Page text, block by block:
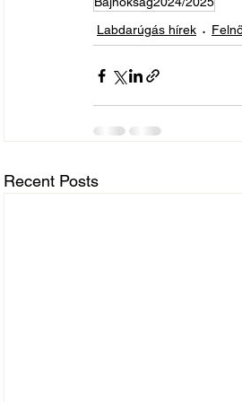
Labdarúgás hírek
Recent Posts